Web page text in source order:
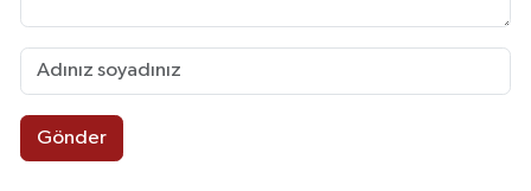
Gönder